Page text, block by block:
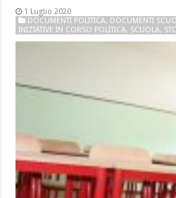
1 Luglio 2020
DOCUMENTI POLITICA, DOCUMENTI
INIZIATIVE IN CORSO POLITICA, SCUOLA,